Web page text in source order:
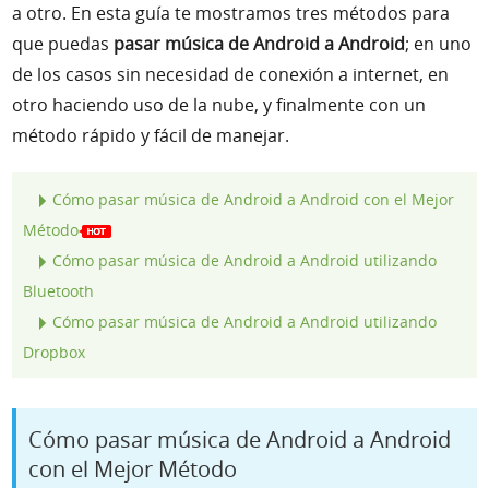
a otro. En esta guía te mostramos tres métodos para
que puedas pasar música de Android a Android; en uno
de los casos sin necesidad de conexión a internet, en
otro haciendo uso de la nube, y finalmente con un
método rápido y fácil de manejar.
Cómo pasar música de Android a Android con el Mejor
Método
Cómo pasar música de Android a Android utilizando
Bluetooth
Cómo pasar música de Android a Android utilizando
Dropbox
Cómo pasar música de Android a Android
con el Mejor Método